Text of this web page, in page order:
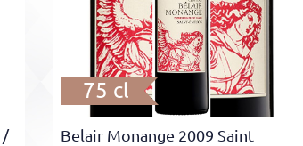
/
75 cl
Belair Monange 2009 Saint